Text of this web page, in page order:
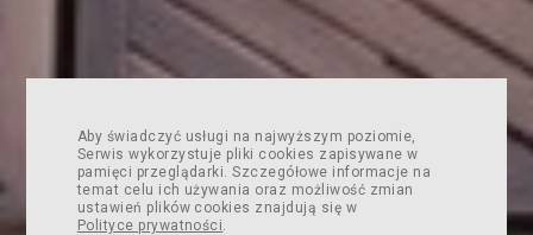
Aby świadczyć usługi na najwyższym poziomie,
Serwis wykorzystuje pliki cookies zapisywane w
pamięci przeglądarki. Szczegółowe informacje na
temat celu ich używania oraz możliwość zmian
ustawień plików cookies znajdują się w
Polityce prywatności